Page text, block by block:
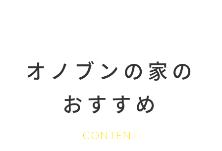
オノブンの家の
おすすめ
CONTENT